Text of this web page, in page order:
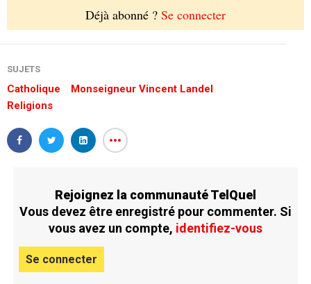
Déjà abonné ? Se connecter
SUJETS
Catholique
Monseigneur Vincent Landel
Religions
Rejoignez la communauté TelQuel
Vous devez être enregistré pour commenter. Si
vous avez un compte, identifiez-vous
Se connecter